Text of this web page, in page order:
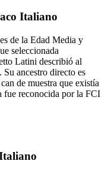
Italiano
de la Edad Media y
seleccionada
Latini describió al
ancestro directo es
de muestra que existía
fue reconocida por la FCI